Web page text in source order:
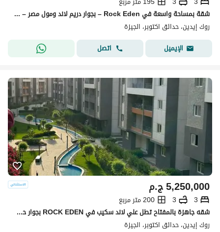
شقة بمساحة واسعة في Rock Eden – بجوار دريم لاند ومول مصر – استلام فوري
روك إيدين، حدائق اكتوبر، الجيزة
الإيميل
اتصل
ج.م5,250,000
3
3
200 متر مربع
شقه جاهزة بالمفتاح تطل علي لاند سكيب في ROCK EDEN بجوار حي الأشجار ودريم لاند
روك إيدين، حدائق اكتوبر، الجيزة